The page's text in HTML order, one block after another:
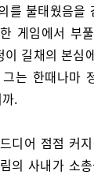
를 불태웠음을
게임에서 부
이 길채의 본심
는 한때나마
.
디어 점점 커
의 사내가 소